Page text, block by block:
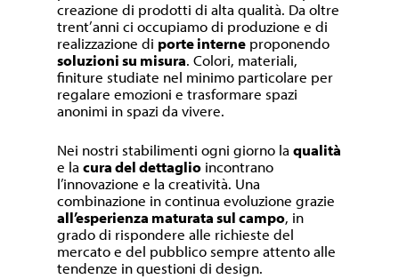
creazione di prodotti di alta qualità. Da oltre
trent’anni ci occupiamo di produzione e di
realizzazione di porte interne proponendo
soluzioni su misura. Colori, materiali,
finiture studiate nel minimo particolare per
regalare emozioni e trasformare spazi
anonimi in spazi da vivere.
Nei nostri stabilimenti ogni giorno laqualità
e lacura del dettaglio incontrano
l’innovazione e la creatività. Una
combinazione in continua evoluzione grazie
all’esperienza maturata sul campo, in
grado di rispondere alle richieste del
mercato e del pubblico sempre attento alle
tendenze in questioni di design.